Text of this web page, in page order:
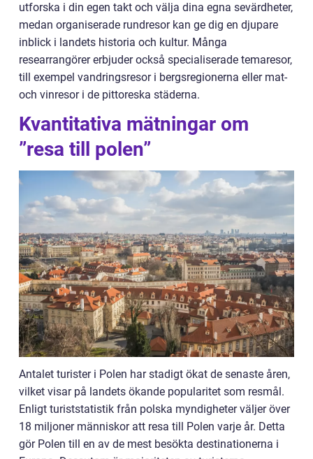
utforska i din egen takt och välja dina egna sevärdheter,
medan organiserade rundresor kan ge dig en djupare
inblick i landets historia och kultur. Många
researrangörer erbjuder också specialiserade temaresor,
till exempel vandringsresor i bergsregionerna eller mat-
och vinresor i de pittoreska städerna.
Kvantitativa mätningar om
”resa till polen”
Antalet turister i Polen har stadigt ökat de senaste åren,
vilket visar på landets ökande popularitet som resmål.
Enligt turiststatistik från polska myndigheter väljer över
18 miljoner människor att resa till Polen varje år. Detta
gör Polen till en av de mest besökta destinationerna i